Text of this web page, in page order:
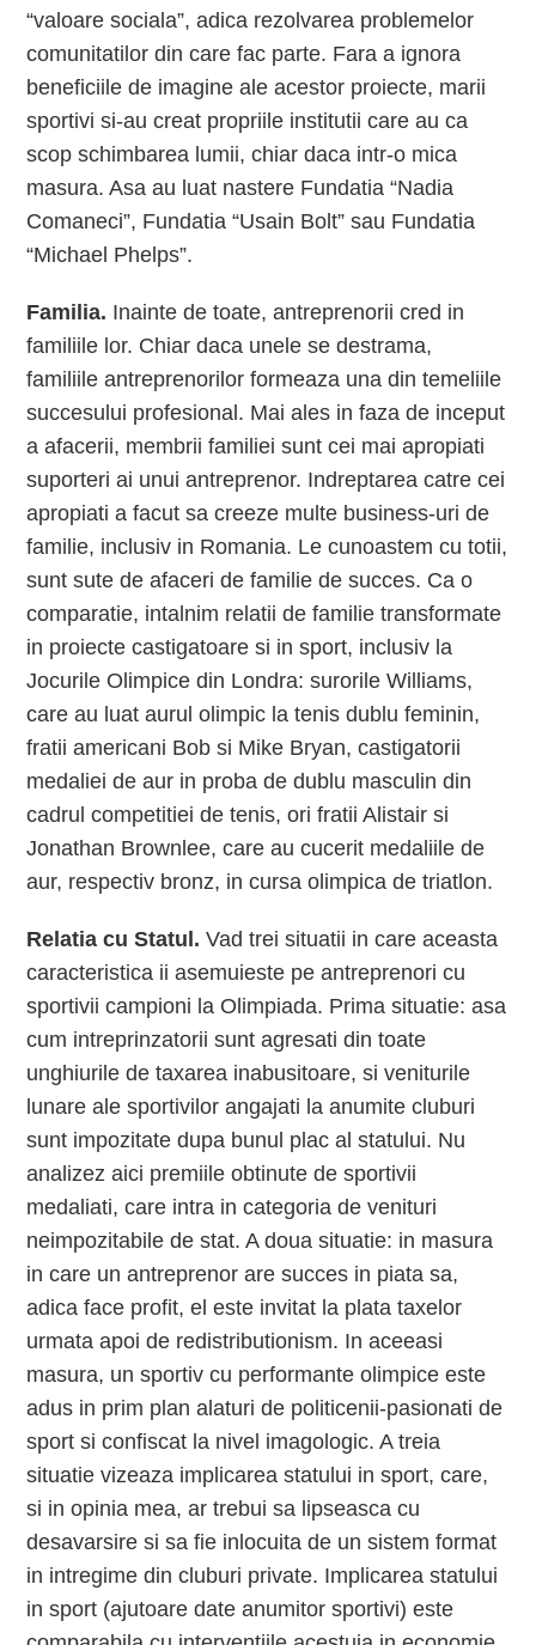
“valoare sociala”, adica rezolvarea problemelor
comunitatilor din care fac parte. Fara a ignora
beneficiile de imagine ale acestor proiecte, marii
sportivi si-au creat propriile institutii care au ca
scop schimbarea lumii, chiar daca intr-o mica
masura. Asa au luat nastere Fundatia “Nadia
Comaneci”, Fundatia “Usain Bolt” sau Fundatia
“Michael Phelps”.
Familia. Inainte de toate, antreprenorii cred in
familiile lor. Chiar daca unele se destrama,
familiile antreprenorilor formeaza una din temeliile
succesului profesional. Mai ales in faza de inceput
a afacerii, membrii familiei sunt cei mai apropiati
suporteri ai unui antreprenor. Indreptarea catre cei
apropiati a facut sa creeze multe business-uri de
familie, inclusiv in Romania. Le cunoastem cu totii,
sunt sute de afaceri de familie de succes. Ca o
comparatie, intalnim relatii de familie transformate
in proiecte castigatoare si in sport, inclusiv la
Jocurile Olimpice din Londra: surorile Williams,
care au luat aurul olimpic la tenis dublu feminin,
fratii americani Bob si Mike Bryan, castigatorii
medaliei de aur in proba de dublu masculin din
cadrul competitiei de tenis, ori fratii Alistair si
Jonathan Brownlee, care au cucerit medaliile de
aur, respectiv bronz, in cursa olimpica de triatlon.
Relatia cu Statul. Vad trei situatii in care aceasta
caracteristica ii asemuieste pe antreprenori cu
sportivii campioni la Olimpiada. Prima situatie: asa
cum intreprinzatorii sunt agresati din toate
unghiurile de taxarea inabusitoare, si veniturile
lunare ale sportivilor angajati la anumite cluburi
sunt impozitate dupa bunul plac al statului. Nu
analizez aici premiile obtinute de sportivii
medaliati, care intra in categoria de venituri
neimpozitabile de stat. A doua situatie: in masura
in care un antreprenor are succes in piata sa,
adica face profit, el este invitat la plata taxelor
urmata apoi de redistributionism. In aceeasi
masura, un sportiv cu performante olimpice este
adus in prim plan alaturi de politicenii-pasionati de
sport si confiscat la nivel imagologic. A treia
situatie vizeaza implicarea statului in sport, care,
si in opinia mea, ar trebui sa lipseasca cu
desavarsire si sa fie inlocuita de un sistem format
in intregime din cluburi private. Implicarea statului
in sport (ajutoare date anumitor sportivi) este